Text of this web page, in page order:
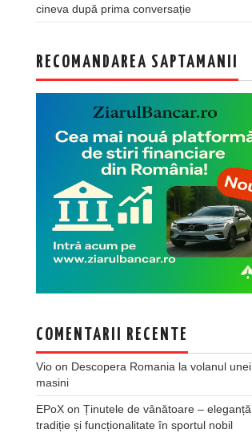
cineva după prima conversație
RECOMANDAREA SAPTAMANII
COMENTARII RECENTE
Vio on Descopera Romania la volanul unei
masini
EPoX on Ținutele de vânătoare – eleganță,
tradiție și funcționalitate în sportul nobil